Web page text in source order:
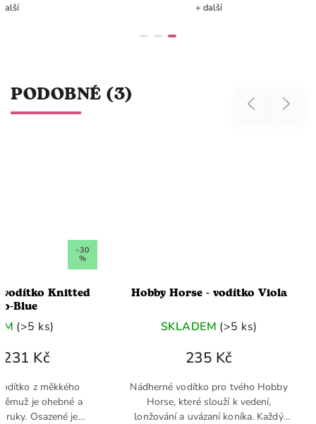
+ další
PODOBNÉ (3) Previous
–30
%
vodítko Knitted
Blue
(>5 ks)
231 Kč
z měkkého
je ohebné a
ruky. Osazené je
Hobby Horse - vodítko Viola
SKLADEM (>5 ks)
235 Kč
Nádherné vodítko pro tvého Hobby
Horse, které slouží k vedení,
lonžování a uvázaní koníka. Každý
Next